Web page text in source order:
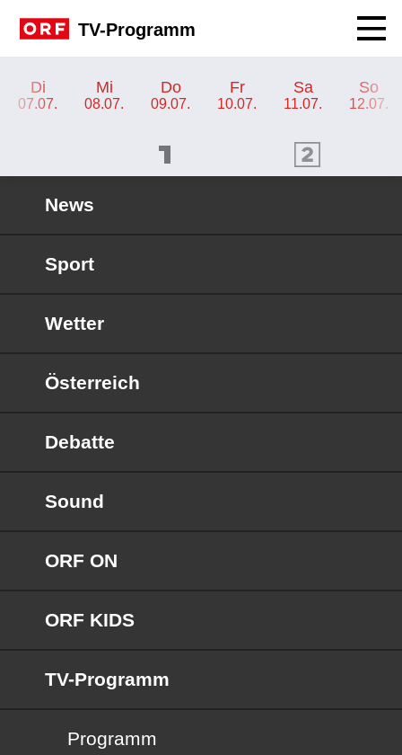
TV-Programm
Di
07.07.
Mi
08.07.
Do
09.07.
Fr
10.07.
Sa
11.07.
So
12.07.
ORF 2 Programm
News
Sport
Wetter
Österreich
Debatte
Sound
ORF ON
ORF KIDS
TV-Programm
Programm